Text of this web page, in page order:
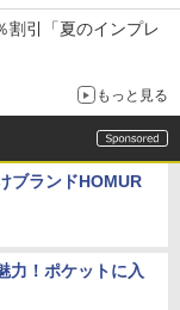
割引「夏のインプレ
もっと見る
ブランドHOMUR
力！ポケットに入